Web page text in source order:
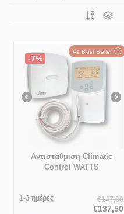
-7%
#1 Best Seller ⓘ
Αντιστάθμιση Climatic
Control WATTS
1-3 ημέρες €147,80
€137,50